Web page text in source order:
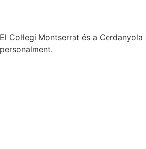
El Col·legi Montserrat és a
personalment.